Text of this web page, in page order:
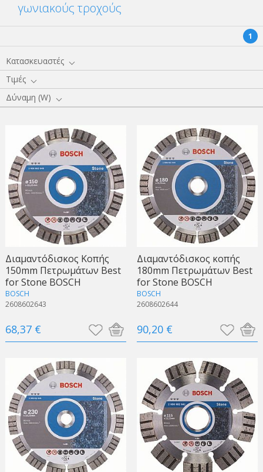
γωνιακούς τροχούς
1
Κατασκευαστές
Τιμές
Δύναμη (W)
Διαμαντόδισκος Kοπής
150mm Πετρωμάτων Best
for Stone BOSCH
BOSCH
2608602643
68,37 €
Διαμαντόδισκος κοπής
180mm Πετρωμάτων Best
for Stone BOSCH
BOSCH
2608602644
90,20 €